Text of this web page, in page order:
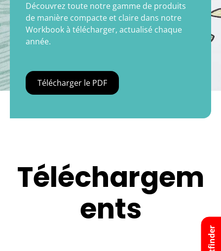
Découvrez toute notre gamme de produits
de manière compacte et claire dans notre
Workbook à télécharger, actualisé chaque
année.
Télécharger le PDF
Téléchargem
ents